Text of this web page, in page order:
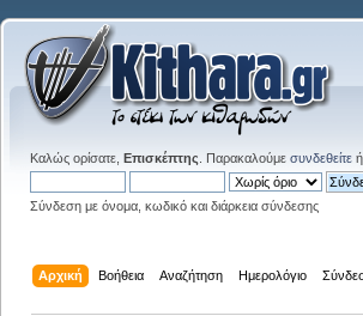
Καλώς ορίσατε, Επισκέπτης . Παρακαλούμε συνδεθείτε ή
Σύνδεση με όνομα, κωδικό και διάρκεια σύνδεσης
Αρχική Βοήθεια Αναζήτηση Ημερολόγιο